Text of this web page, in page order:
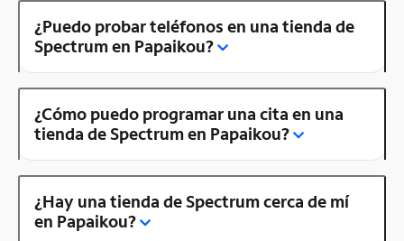
¿Puedo probar teléfonos en una tienda de
Spectrum en Papaikou?
¿Cómo puedo programar una cita en una
tienda de Spectrum en Papaikou?
¿Hay una tienda de Spectrum cerca de mí
en Papaikou?